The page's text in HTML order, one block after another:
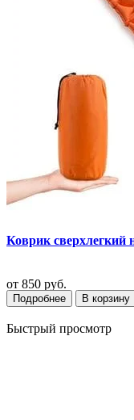
Коврик сверхлегкий
от 850 руб.
Подробнее В корзину
Быстрый просмотр